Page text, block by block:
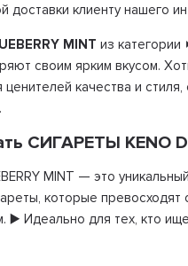
доставки клиенту нашего
MINT из
своим ярким вкусом.
качества и
СИГАРЕТЫ KENO
MINT — это
которые
▶️ Идеально для тех, кто